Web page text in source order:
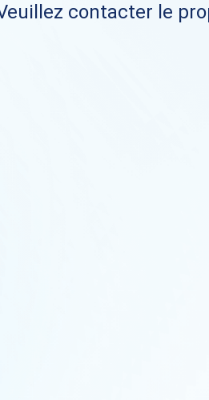
contacter le